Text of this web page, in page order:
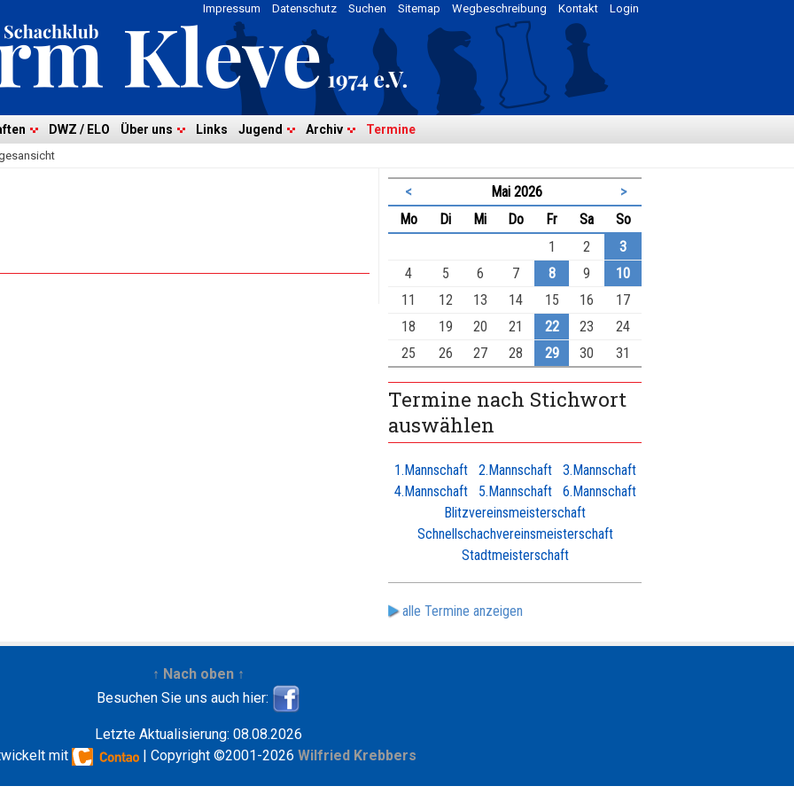
Login
Kontakt
Wegbeschreibung
Sitemap
Suchen
Datenschutz
Impressum
DWZ / ELO Über uns Links Jugend Archiv Termine
< Mai 2026
>
Montag Dienstag
Mittwoch
Donnerstag
FreitagSamstag
Sonntag
1
2
3
4
5 6 7 8 9
10
11
12 13 14 15 16
17
18
19 20 21 22 23
24
25
26 27 28 29 30 31
Termine nach Stichwort
auswählen
1.Mannschaft 2.Mannschaft
3.Mannschaft
4.Mannschaft
5.Mannschaft
6.Mannschaft
Blitzvereinsmeisterschaft
Schnellschachvereinsmeisterschaft
Stadtmeisterschaft
alle Termine anzeigen
↑ Nach oben ↑
Besuchen Sie uns auch hier:
Letzte Aktualisierung: 08.08.2026
mit
| Copyright ©2001-2026 Wilfried Krebbers